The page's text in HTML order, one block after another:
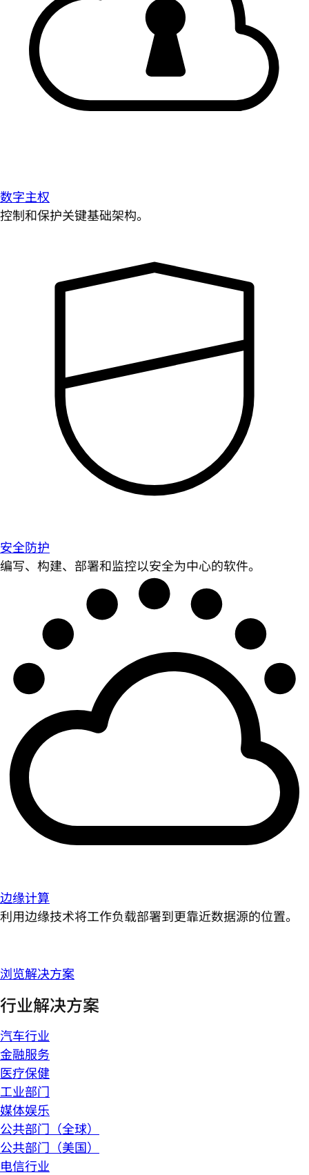
数字主权
控制和保护关键基础架构。
安全防护
编写、构建、部署和监控以安全为中心的软件。
边缘计算
利用边缘技术将工作负载部署到更靠近数据源的位置。
浏览解决方案
行业解决方案
汽车行业
金融服务
医疗保健
工业部门
媒体娱乐
公共部门（全球）
公共部门（美国）
电信行业